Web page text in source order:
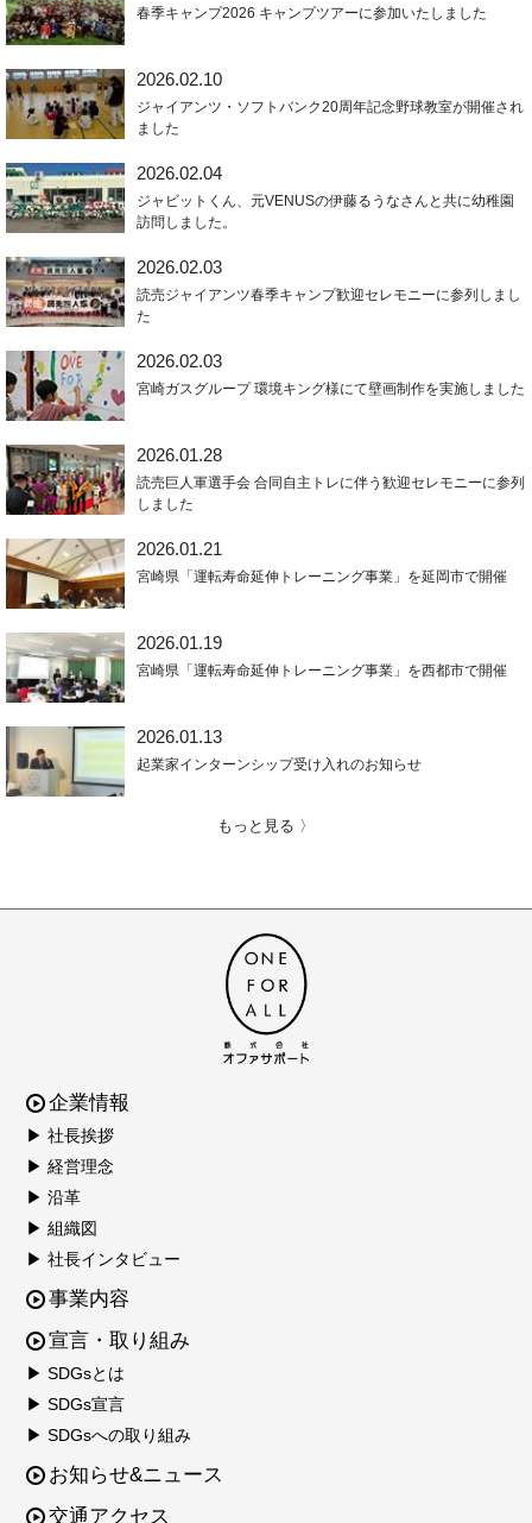
春季キャンプ2026 キャンプツアーに参加いたしました
2026.02.10
ジャイアンツ・ソフトバンク20周年記念野球教室が開催され
ました
2026.02.04
ジャビットくん、元VENUSの伊藤るうなさんと共に幼稚園
訪問しました。
2026.02.03
読売ジャイアンツ春季キャンプ歓迎セレモニーに参列しまし
た
2026.02.03
宮崎ガスグループ 環境キング様にて壁画制作を実施しました
2026.01.28
読売巨人軍選手会 合同自主トレに伴う歓迎セレモニーに参列
しました
2026.01.21
宮崎県「運転寿命延伸トレーニング事業」を延岡市で開催
2026.01.19
宮崎県「運転寿命延伸トレーニング事業」を西都市で開催
2026.01.13
起業家インターンシップ受け入れのお知らせ
もっと見る 〉
企業情報
▶ 社長挨拶
▶ 経営理念
▶ 沿革
▶ 組織図
▶ 社長インタビュー
事業内容
宣言・取り組み
▶ SDGsとは
▶ SDGs宣言
▶ SDGsへの取り組み
お知らせ&ニュース
交通アクセス